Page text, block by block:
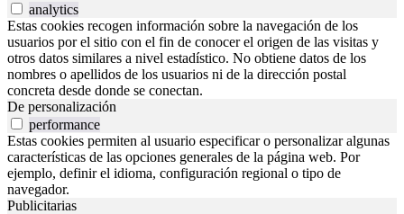
analytics
Estas cookies recogen información sobre la navegación de los
usuarios por el sitio con el fin de conocer el origen de las visitas y
otros datos similares a nivel estadístico. No obtiene datos de los
nombres o apellidos de los usuarios ni de la dirección postal
concreta desde donde se conectan.
De personalización
performance
Estas cookies permiten al usuario especificar o personalizar algunas
características de las opciones generales de la página web. Por
ejemplo, definir el idioma, configuración regional o tipo de
navegador.
Publicitarias